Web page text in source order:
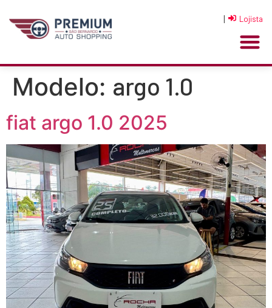
| Lojista
Modelo: argo 1.0
fiat argo 1.0 2025